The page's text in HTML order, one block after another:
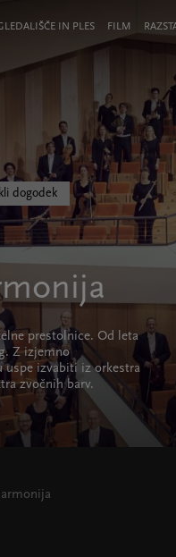
IN PLES FILM
dogodek
prestolnice. Od leta
Z izjemno
izvabiti iz orkestra
zvočnih barv.